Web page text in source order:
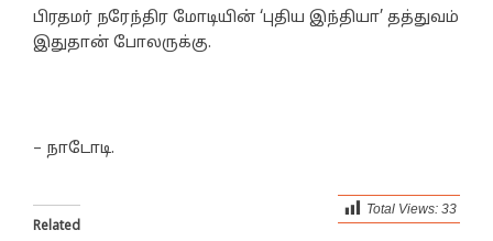
பிரதமர் நரேந்திர மோடியின் ‘புதிய இந்தியா’ தத்துவம்
இதுதான் போலருக்கு.
– நாடோடி.
Total Views: 33
Related